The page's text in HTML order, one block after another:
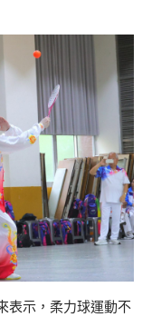
表示，柔力球運動不